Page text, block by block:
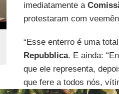
imediatamente a
protestaram com
“Esse enterro é uma
Repubblica. E ainda:
que ele representa,
que fere a todos nós,